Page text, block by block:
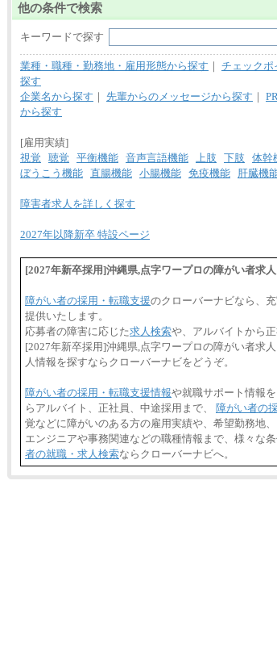
他の条件で検索
キーワードで探す
業種・職種・勤務地・雇用形態から探す ｜ チェックポ
探す
企業名から探す ｜ 先輩からのメッセージから探す ｜
から探す
[雇用実績]
視覚
聴覚 平衡機能 音声言語機能 上肢 下肢 体幹
ぼうこう機能 直腸機能 小腸機能 免疫機能 肝臓機
障害者求人を詳しく探す
2027年以降新卒 特設ページ
[2027年新卒採用]沖縄県,点字ワープロの障がい者求
障がい者の採用・転職支援のクローバーナビなら、
提供いたします。
応募者の障害に応じた求人検索や、アルバイトから
[2027年新卒採用]沖縄県,点字ワープロの障がい者求
人情報を探すならクローバーナビをどうぞ。
障がい者の採用・転職支援情報や就職サポート情報
らアルバイト、正社員、中途採用まで、 障がい者の
覚などに障がいのある方の雇用実績や、希望勤務地
エンジニアや事務関連などの職種情報まで、様々な
者の就職・求人検索ならクローバーナビへ。